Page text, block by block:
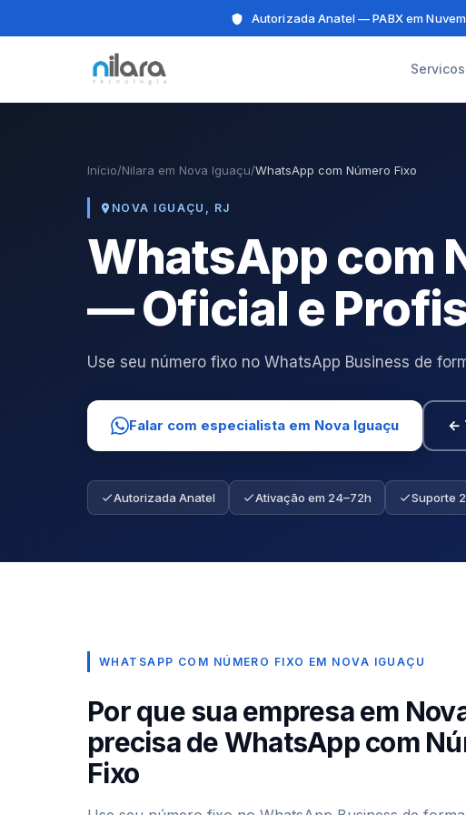
Autorizada Anatel — PABX em
Servicos
Início/Nilara em Nova Iguaçu/WhatsApp com Número Fixo
NOVA IGUAÇU, RJ
WhatsApp com
— Oficial e
Use seu número fixo no WhatsApp Business de
Falar com especialista em Nova Iguaçu ←
Autorizada Anatel Ativação em 24–72h Suporte
WHATSAPP COM NÚMERO FIXO EM NOVA IGUAÇU
Por que sua empresa em
precisa de WhatsApp com
Fixo